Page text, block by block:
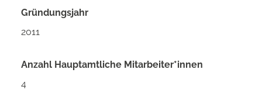
Gründungsjahr
2011
Anzahl Hauptamtliche Mitarbeiter*innen
4